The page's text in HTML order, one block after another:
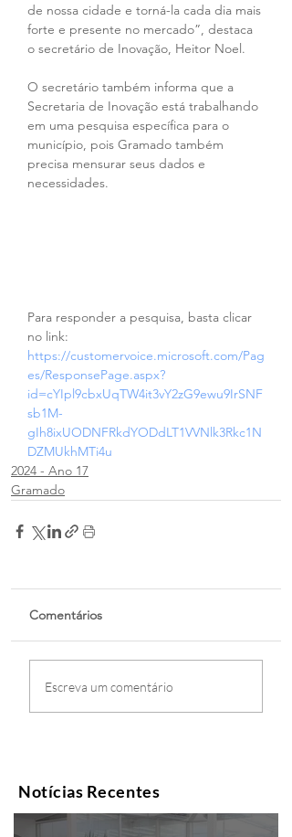
de nossa cidade e torná-la cada dia mais
forte e presente no mercado”, destaca
o secretário de Inovação, Heitor Noel.
O secretário também informa que a
Secretaria de Inovação está trabalhando
em uma pesquisa específica para o
município, pois Gramado também
precisa mensurar seus dados e
necessidades.
Para responder a pesquisa, basta clicar
no link:
https://customervoice.microsoft.com/Pag
es/ResponsePage.aspx?
id=cYIpl9cbxUqTW4it3vY2zG9ewu9IrSNF
sb1M-
gIh8ixUODNFRkdYODdLT1VVNlk3Rkc1N
DZMUkhMTi4u
2024 - Ano 17
Gramado
Comentários
Escreva um comentário
Notícias Recentes